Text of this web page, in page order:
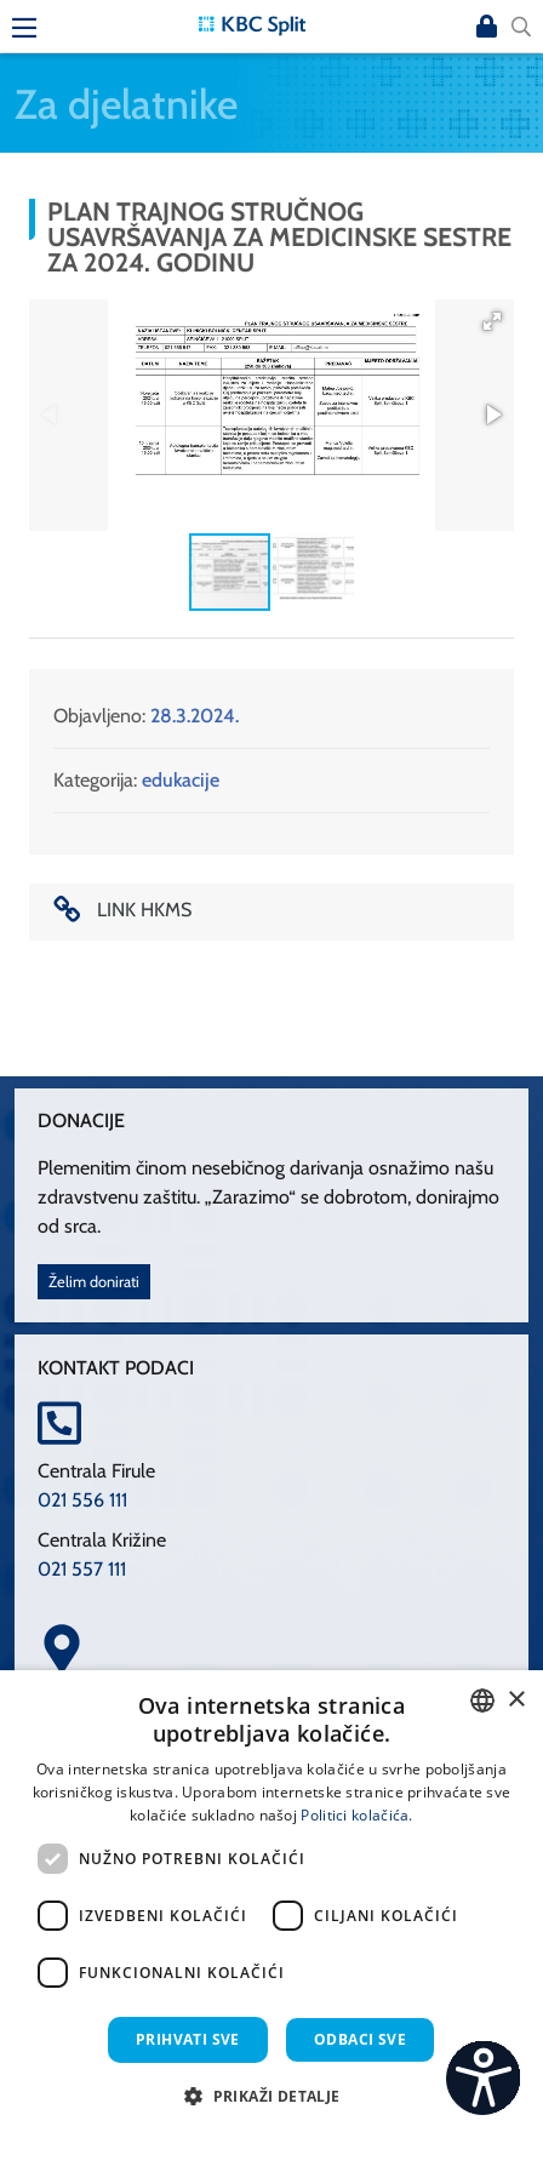
Za djelatnike
PLAN TRAJNOG STRUČNOG
USAVRŠAVANJA ZA MEDICINSKE SESTRE
ZA 2024. GODINU
Objavljeno: 28.3.2024.
Kategorija: edukacije
LINK HKMS
DONACIJE
Plemenitim činom nesebičnog darivanja osnažimo našu
zdravstvenu zaštitu. „Zarazimo“ se dobrotom, donirajmo
od srca.
Želim donirati
KONTAKT PODACI
Centrala Firule
021 556 111
Centrala Križine
021 557 111
Spinčićeva 1, 21000 Split
LINKOVI
Uvjeti korištenja
CROATIAN
×
Ova internetska stranica
upotrebljava kolačiće.
Ova internetska stranica upotrebljava kolačiće u svrhe poboljšanja
korisničkog iskustva. Uporabom internetske stranice prihvaćate sve
kolačiće sukladno našoj Politici kolačića.
NUŽNO POTREBNI KOLAČIĆI
IZVEDBENI KOLAČIĆI CILJANI KOLAČIĆI
FUNKCIONALNI KOLAČIĆI
PRIHVATI SVE ODBACI SVE
PRIKAŽI DETALJE